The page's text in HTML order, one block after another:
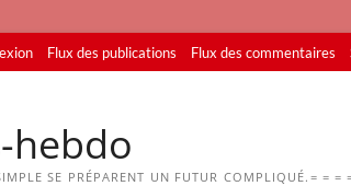
Flux des publications Flux des commentaires
hebdo
SE PRÉPARENT UN FUTUR COMPLIQUÉ.= =